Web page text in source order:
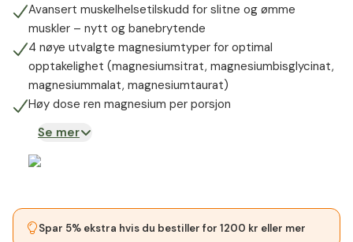
Avansert muskelhelsetilskudd for slitne og ømme
muskler – nytt og banebrytende
4 nøye utvalgte magnesiumtyper for optimal
opptakelighet (magnesiumsitrat, magnesiumbisglycinat,
magnesiummalat, magnesiumtaurat)
Høy dose ren magnesium per porsjon
Se mer
Spar 5% ekstra hvis du bestiller for 1200 kr eller mer